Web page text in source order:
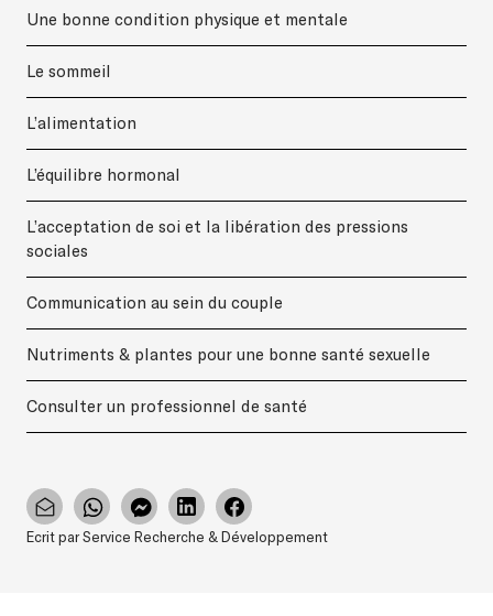
Une bonne condition physique et mentale
Le sommeil
L’alimentation
L’équilibre hormonal
L’acceptation de soi et la libération des pressions
sociales
Communication au sein du couple
Nutriments & plantes pour une bonne santé sexuelle
Consulter un professionnel de santé
Ecrit par Service Recherche & Développement